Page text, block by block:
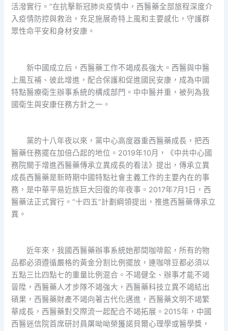
活潑實行。”在抗擊新冠肺炎疫情中，西醫藥全部旅程深度介
入疫情防控與救治，充足施展奇特上風和主要感化，守護群
眾性命平安和身材安康。
新中國成立后，西醫藥工作不竭成長強大。西醫與中醫
上風互補、彼此增進，配合保護和促進國民安康，成為中國
特點醫療衛生辦事系統的構成部門。中中醫并重，被列為我
國衛生與安康任務方針之一。
黨的十八年夜以來，黨中心高度器重西醫藥成長，把西
醫藥任務擺在加倍凸起的地位。2019年10月，《中共中心國
務院關于增進西醫藥傳承立異成長的看法》提出，傳承立異
成長西醫藥是新時期中國特點社會主義工作的主要內在的事
務，是中華平易近族巨大回復的年夜事。2017年7月1日，西
醫藥法正式實行。“十四五”計劃綱領提出，推進西醫藥傳承立
異。
近年來，我國西醫藥辦事系統她那間咖啡館，所有的物
品都必須遵循嚴格的黃金分割比例擺放，連咖啡豆都必須以
五點三比四點七的重量比例混合。不竭健全、辦事才能不竭
晉陞，西醫藥人才步隊不竭強大，西醫藥科技立異不竭結出
碩果，西醫藥財產不竭向著古代化邁進，西醫藥文明不竭繁
華成長，西醫藥對交際流一起配合不竭拓展。2015年，中國
西醫迷信院首席研討員屠呦呦榮獲諾貝爾心理學或醫學獎，